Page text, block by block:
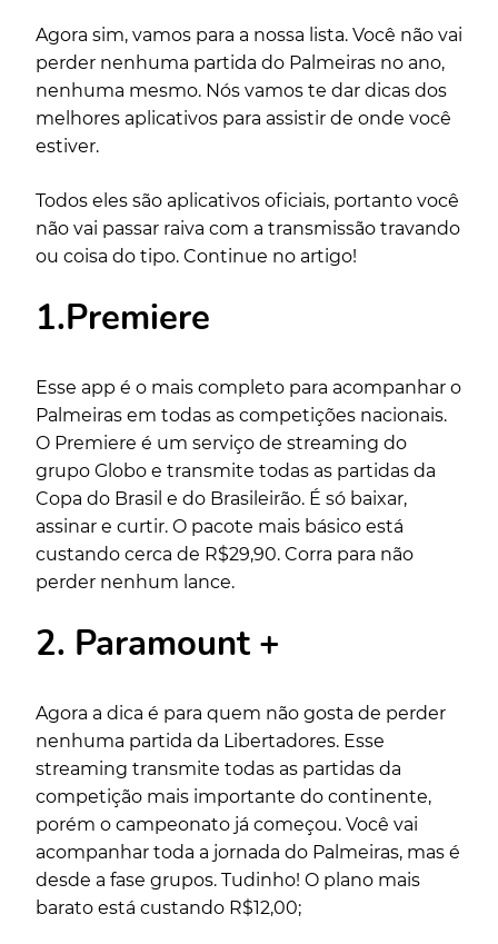
Agora sim, vamos para a nossa lista. Você não vai
perder nenhuma partida do Palmeiras no ano,
nenhuma mesmo. Nós vamos te dar dicas dos
melhores aplicativos para assistir de onde você
estiver.
Todos eles são aplicativos oficiais, portanto você
não vai passar raiva com a transmissão travando
ou coisa do tipo. Continue no artigo!
1.Premiere
Esse app é o mais completo para acompanhar o
Palmeiras em todas as competições nacionais.
O Premiere é um serviço de streaming do
grupo Globo e transmite todas as partidas da
Copa do Brasil e do Brasileirão. É só baixar,
assinar e curtir. O pacote mais básico está
custando cerca de R$29,90. Corra para não
perder nenhum lance.
2. Paramount +
Agora a dica é para quem não gosta de perder
nenhuma partida da Libertadores. Esse
streaming transmite todas as partidas da
competição mais importante do continente,
porém o campeonato já começou. Você vai
acompanhar toda a jornada do Palmeiras, mas é
desde a fase grupos. Tudinho! O plano mais
barato está custando R$12,00;